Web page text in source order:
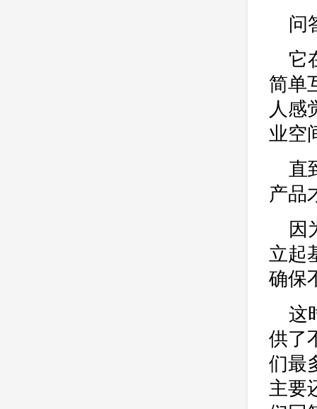
问
它
简单
人感
业空
直
产品
因
立起
确保
这
供了
们最
主要